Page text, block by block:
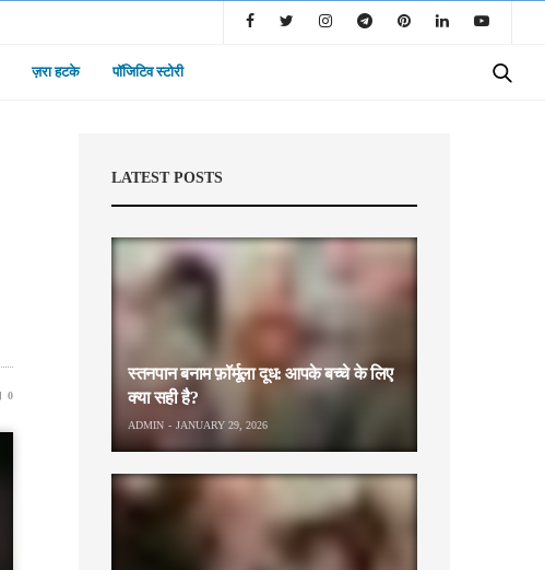
ज़रा हटके पॉजिटिव स्टोरी
0
LATEST POSTS
स्तनपान बनाम फ़ॉर्मूला दूध: आपके बच्चे के लिए
क्या सही है?
ADMIN JANUARY 29, 2026